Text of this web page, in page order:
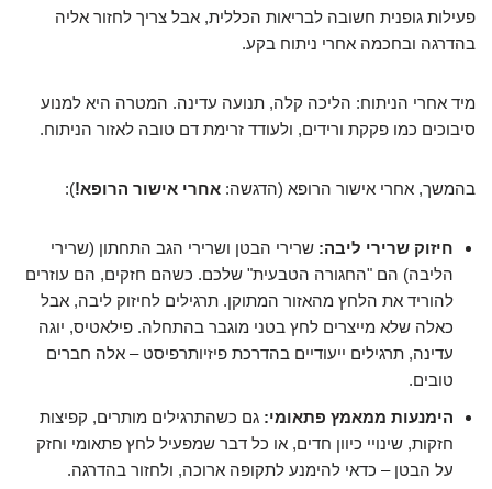
פעילות גופנית חשובה לבריאות הכללית, אבל צריך לחזור אליה
בהדרגה ובחכמה אחרי ניתוח בקע.
מיד אחרי הניתוח: הליכה קלה, תנועה עדינה. המטרה היא למנוע
סיבוכים כמו פקקת ורידים, ולעודד זרימת דם טובה לאזור הניתוח.
בהמשך, אחרי אישור הרופא (הדגשה: אחרי אישור הרופא!):
חיזוק שרירי ליבה: שרירי הבטן ושרירי הגב התחתון (שרירי
הליבה) הם "החגורה הטבעית" שלכם. כשהם חזקים, הם עוזרים
להוריד את הלחץ מהאזור המתוקן. תרגילים לחיזוק ליבה, אבל
כאלה שלא מייצרים לחץ בטני מוגבר בהתחלה. פילאטיס, יוגה
עדינה, תרגילים ייעודיים בהדרכת פיזיותרפיסט – אלה חברים
טובים.
הימנעות ממאמץ פתאומי: גם כשהתרגילים מותרים, קפיצות
חזקות, שינויי כיוון חדים, או כל דבר שמפעיל לחץ פתאומי וחזק
על הבטן – כדאי להימנע לתקופה ארוכה, ולחזור בהדרגה.